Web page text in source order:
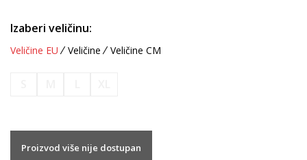
Izaberi veličinu:
Veličine EU Veličine Veličine CM
Proizvod više nije dostupan